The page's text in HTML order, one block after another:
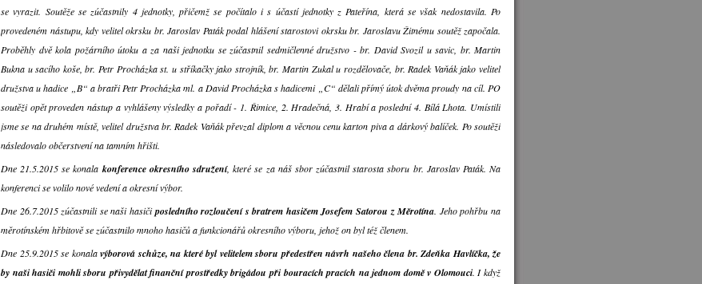
se vyrazit. Soutěže se zúčastnily 4 jednotky, přičemž se počítalo i s účastí jednotky z Pateřína, která se však nedostavila. Po
provedeném nástupu, kdy velitel okrsku br. Jaroslav Paták podal hlášení starostovi okrsku br. Jaroslavu Žitnému soutěž započala.
Proběhly dvě kola požárního útoku a za naši jednotku se zúčastnil sedmičlenné družstvo - br. David Svozil u savic, br. Martin
Bukna u sacího koše, br. Petr Procházka st. u stříkačky jako strojník, br. Martin Zukal u rozdělovače, br. Radek Vaňák jako velitel
družstva u hadice „B“ a bratři Petr Procházka ml. a David Procházka s hadicemi „C“ dělali přímý útok dvěma proudy na cíl. PO
soutěži opět proveden nástup a vyhlášeny výsledky a pořadí - 1. Řimice, 2. Hradečná, 3. Hrabí a poslední 4. Bílá Lhota. Umístili
jsme se na druhém místě, velitel družstva br. Radek Vaňák převzal diplom a věcnou cenu karton piva a dárkový balíček. Po soutěži
následovalo občerstvení na tamním hřišti.
Dne 21.5.2015 se konala konference okresního sdružení, které se za náš sbor zúčastnil starosta sboru br. Jaroslav Paták. Na
konferenci se volilo nové vedení a okresní výbor.
Dne 26.7.2015 zúčastnili se naši hasičiposledního rozloučení s bratrem hasičem Josefem Satorou z Měrotína. Jeho pohřbu na
měrotínském hřbitově se zúčastnilo mnoho hasičů a funkcionářů okresního výboru, jehož on byl též členem.
Dne 25.9.2015 se konalavýborová schůze, na které byl velitelem sboru předestřen návrh našeho člena br. Zdeňka Havlíčka, že
by naši hasiči mohli sboru přivydělat finanční prostředky brigádou při bouracích pracích na jednom domě v Olomouci. I když